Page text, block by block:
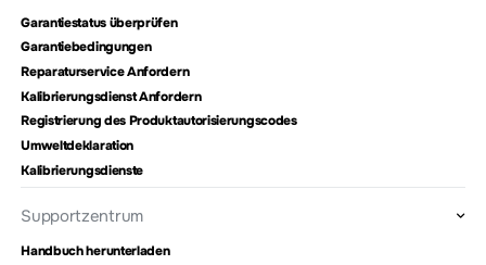
Garantiestatus überprüfen
Garantiebedingungen
Reparaturservice Anfordern
Kalibrierungsdienst Anfordern
Registrierung des Produktautorisierungscodes
Umweltdeklaration
Kalibrierungsdienste
Supportzentrum
Handbuch herunterladen